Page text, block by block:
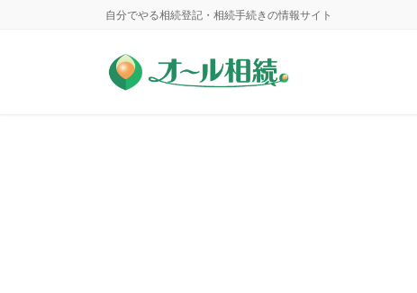
自分でやる相続登記・相続手続きの情報サイト